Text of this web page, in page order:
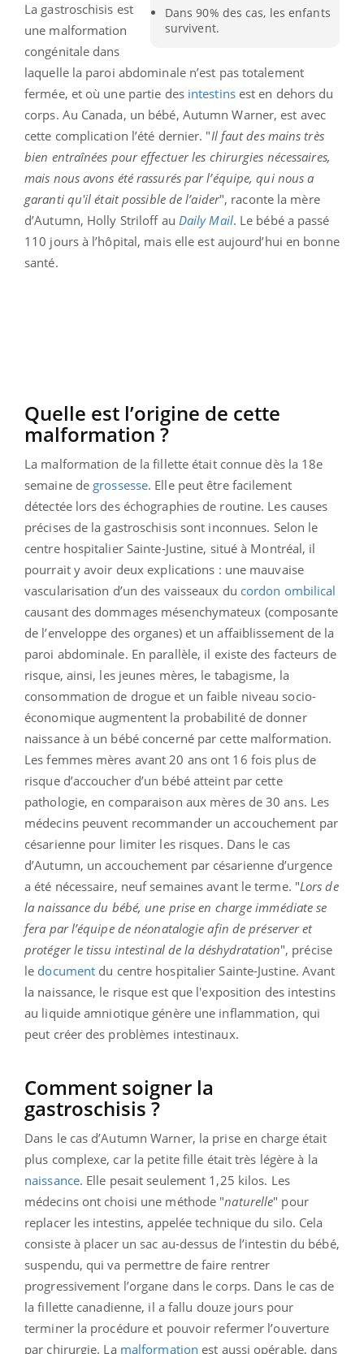
Dans 90% des cas, les enfants
survivent.
La gastroschisis est
une malformation
congénitale dans
laquelle la paroi abdominale n’est pas totalement
fermée, et où une partie des intestinsest en dehors du
corps. Au Canada, un bébé, Autumn Warner, est avec
cette complication l’été dernier. "Il faut des mains très
bien entraînées pour effectuer les chirurgies nécessaires,
mais nous avons été rassurés par l’équipe, qui nous a
garanti qu'il était possible de l’aider", raconte la mère
d’Autumn, Holly Striloff au Daily Mail. Le bébé a passé
110 jours à l’hôpital, mais elle est aujourd’hui en bonne
santé.
Quelle est l’origine de cette
malformation ?
La malformation de la fillette était connue dès la 18e
semaine de grossesse. Elle peut être facilement
détectée lors des échographies de routine. Les causes
précises de la gastroschisis sont inconnues. Selon le
centre hospitalier Sainte-Justine, situé à Montréal, il
pourrait y avoir deux explications : une mauvaise
vascularisation d’un des vaisseaux du cordon ombilical
causant des dommages mésenchymateux (composante
de l’enveloppe des organes) et un affaiblissement de la
paroi abdominale. En parallèle, il existe des facteurs de
risque, ainsi, les jeunes mères, le tabagisme, la
consommation de drogue et un faible niveau socio-
économique augmentent la probabilité de donner
naissance à un bébé concerné par cette malformation.
Les femmes mères avant 20 ans ont 16 fois plus de
risque d’accoucher d’un bébé atteint par cette
pathologie, en comparaison aux mères de 30 ans. Les
médecins peuvent recommander un accouchement par
césarienne pour limiter les risques. Dans le cas
d’Autumn, un accouchement par césarienne d’urgence
a été nécessaire, neuf semaines avant le terme. "Lors de
la naissance du bébé, une prise en charge immédiate se
fera par l’équipe de néonatalogie afin de préserver et
protéger le tissu intestinal de la déshydratation", précise
le document du centre hospitalier Sainte-Justine. Avant
la naissance, le risque est que l'exposition des intestins
au liquide amniotique génère une inflammation, qui
peut créer des problèmes intestinaux.
Comment soigner la
gastroschisis ?
Dans le cas d’Autumn Warner, la prise en charge était
plus complexe, car la petite fille était très légère à la
naissance. Elle pesait seulement 1,25 kilos. Les
médecins ont choisi une méthode "naturelle" pour
replacer les intestins, appelée technique du silo. Cela
consiste à placer un sac au-dessus de l’intestin du bébé,
suspendu, qui va permettre de faire rentrer
progressivement l’organe dans le corps. Dans le cas de
la fillette canadienne, il a fallu douze jours pour
terminer la procédure et pouvoir refermer l’ouverture
par chirurgie. La malformation est aussi opérable, dans